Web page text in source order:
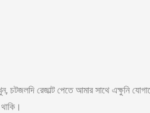
রেজাল্ট পেতে আমার সাথে এক্ষুনি